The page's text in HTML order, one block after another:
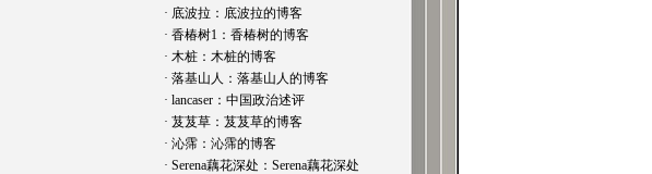
· 底波拉：底波拉的博客
· 香椿树1：香椿树的博客
· 木桩：木桩的博客
· 落基山人：落基山人的博客
· lancaser：中国政治述评
· 芨芨草：芨芨草的博客
· 沁霈：沁霈的博客
· Serena藕花深处：Serena藕花深处